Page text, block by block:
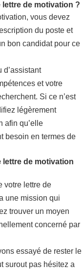
de motivation ?
vous devez
du poste et
bon candidat pour ce
d’assistant
et votre
Si ce n’est
légèrement
afin qu’elle
besoin en termes de
lettre de motivation
votre lettre de
une mission qui
trouver un moyen
concerné par
essayé de rester le
surout pas hésitez a